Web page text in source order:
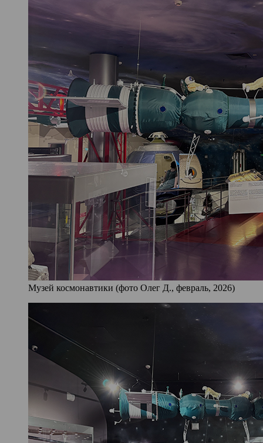
Музей космонавтики (фото Олег Д., февраль, 2026)